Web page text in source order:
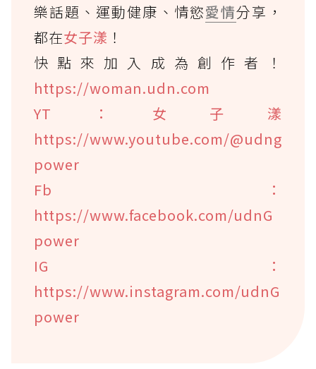
樂話題、運動健康、情慾愛情分享，
都在女子漾 ！
快點來加入成為創作者！
https://woman.udn.com
YT：女子漾
https://www.youtube.com/@udng
power
Fb：
https://www.facebook.com/udnG
power
IG：
https://www.instagram.com/udnG
power